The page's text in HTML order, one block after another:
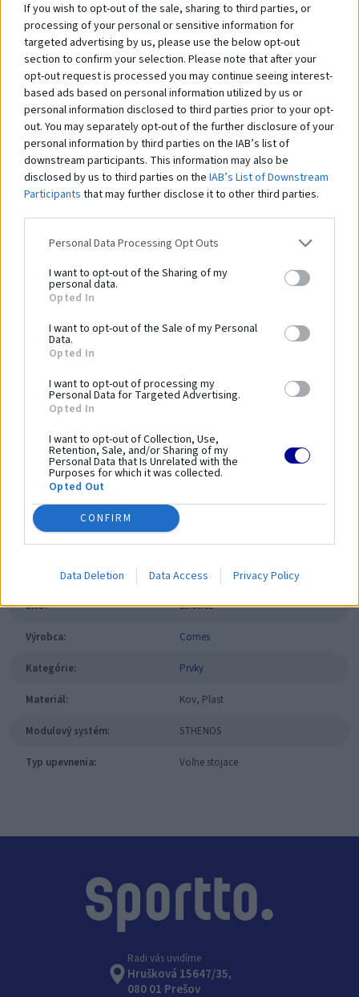
If you wish to opt-out of the sale, sharing to third parties, or
processing of your personal or sensitive information for
targeted advertising by us, please use the below opt-out
section to confirm your selection. Please note that after your
opt-out request is processed you may continue seeing interest-
based ads based on personal information utilized by us or
personal information disclosed to third parties prior to your opt-
out. You may separately opt-out of the further disclosure of your
personal information by third parties on the IAB’s list of
downstream participants. This information may also be
disclosed by us to third parties on the IAB’s List of Downstream
Participants that may further disclose it to other third parties.
Personal Data Processing Opt Outs
I want to opt-out of the Sharing of my
personal data.
Opted In
I want to opt-out of the Sale of my Personal
Data.
Opted In
I want to opt-out of processing my
Personal Data for Targeted Advertising.
Opted In
I want to opt-out of Collection, Use,
Retention, Sale, and/or Sharing of my
Personal Data that Is Unrelated with the
Purposes for which it was collected.
Opted Out
CONFIRM
Data Deletion Data Access Privacy Policy
Čo robí tentoprodukt
výnimočným?
Systém STHENOS je sada vybavenia určeného pre cvičenie Street workoutu.
Pozostáva z hrázd, bradiel, lavíc a plošín, kombinovaných v rôznych
zostavách. Ich používanie je založené na využití hmotnosti vlastného tela.
Prvky vám umožňujú vykonávať cvičenia rôznej obtiažnosti: tie
najjednoduchšie, ako aj pokročilejšie. Práve preto sú tréningové zostavy z
iných formách všeobecného telesného rozvoja. Použitie pevných a
zariadení a bezpečnosť používania.
Dĺžka zariadenia:
Šírka zariadenia:
1300 mm
Výška zariadenia:
Kapacita:
1 osoba
Veková kategória:
Výška voľného pádu:
450 mm
Dĺžka bezpečnostnej zóny: 3300 mm
Šírka bezpečnostnej zóny:
4300 mm
Plocha bezpečnostnej zóny:
Obvod bezpečnostnej zóny:
SKU: 15.66.02
Výrobca: Comes
Kategórie: Prvky
Materiál: Kov, Plast
Modulový systém: STHENOS
Typ upevnenia: Voľne stojace
Radi vás uvidíme
Hrušková 15647/35,
080 01 Prešov